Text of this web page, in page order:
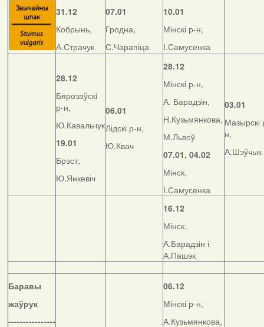
31.12
Кобрынь,
А.Страчук
07.01
Гродна,
С.Чарапіца
10.01
Мінскі р-н,
І.Самусенка
28.12
Бярозаўскі
р-н,
Ю.Кавальчук
19.01
Брэст,
Ю.Янкевіч
06.01
Лідскі р-н,
Ю.Квач
28.12
Мінскі р-н,
А. Барадзін,
Н.Кузьмянкова,
М.Львоў
07.01, 04.02
Мінск,
І.Самусенка
03.01
Мазырскі
н,
А.Шэўчык
16.12
Мінск,
А.Барадзін і
А.Пашэк
Баравы
жаўрук
----------------
06.12
Мінскі р-н,
А.Кузьмянкова,